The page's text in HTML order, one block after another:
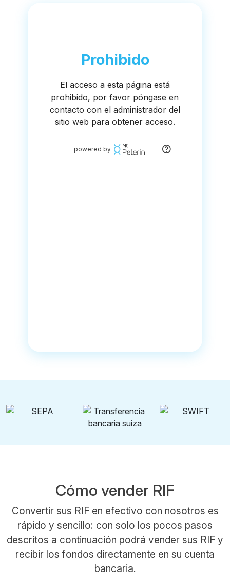
Cómo vender RIF
Convertir sus RIF en efectivo con nosotros es
rápido y sencillo: con solo los pocos pasos
descritos a continuación podrá vender sus RIF y
recibir los fondos directamente en su cuenta
bancaria.